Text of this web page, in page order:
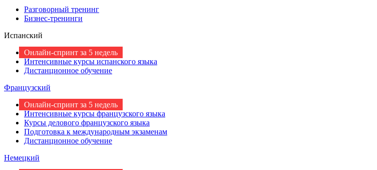
Разговорный тренинг
Бизнес-тренинги
Испанский
Онлайн-спринт за 5 недель
Интенсивные курсы испанского языка
Дистанционное обучение
Французский
Онлайн-спринт за 5 недель
Интенсивные курсы французского языка
Курсы делового французского языка
Подготовка к международным экзаменам
Дистанционное обучение
Немецкий